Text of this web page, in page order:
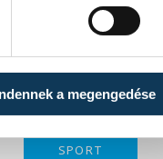
a megengedése
A kormány
csatlakozva
Főegyházmegye
és
SPORT